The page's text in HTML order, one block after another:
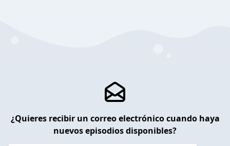
¿Quieres recibir un correo electrónico cuando haya
nuevos episodios disponibles?